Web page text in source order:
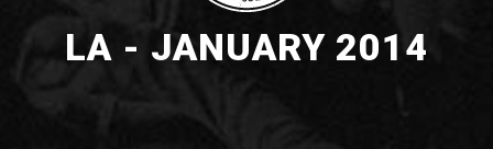
LA - JANUARY 2014